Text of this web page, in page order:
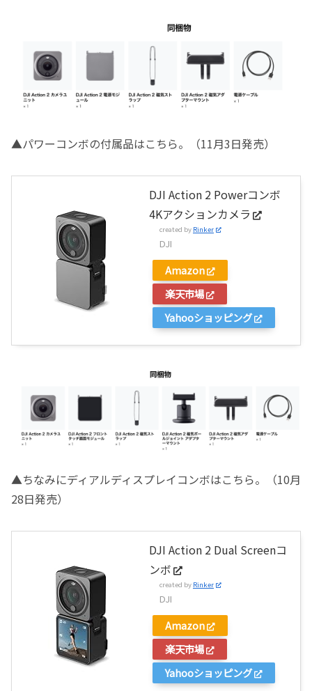
▲パワーコンボの付属品はこちら。（11月3日発売）
DJI Action 2 Powerコンボ
4Kアクションカメラ
created by Rinker
DJI
Amazon
楽天市場
Yahooショッピング
▲ちなみにディアルディスプレイコンボはこちら。（10月
28日発売）
DJI Action 2 Dual Screenコ
ンボ
created by Rinker
DJI
Amazon
楽天市場
Yahooショッピング